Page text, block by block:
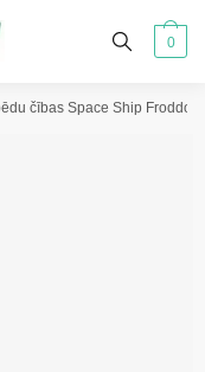
0
čības Space Ship Froddo